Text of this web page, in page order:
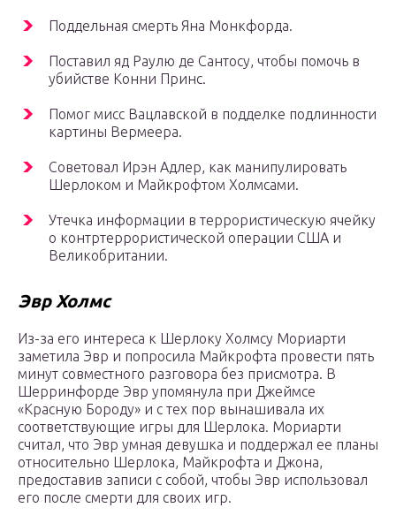
Поддельная смерть Яна Монкфорда.
Поставил яд Раулю де Сантосу, чтобы помочь в
убийстве Конни Принс.
Помог мисс Вацлавской в ​​подделке подлинности
картины Вермеера.
Советовал Ирэн Адлер, как манипулировать
Шерлоком и Майкрофтом Холмсами.
Утечка информации в террористическую ячейку
о контртеррористической операции США и
Великобритании.
Эвр Холмс
Из-за его интереса к Шерлоку Холмсу Мориарти
заметила Эвр и попросила Майкрофта провести пять
минут совместного разговора без присмотра. В
Шерринфорде Эвр упомянула при Джеймсе
«Красную Бороду» и с тех пор вынашивала их
соответствующие игры для Шерлока. Мориарти
считал, что Эвр умная девушка и поддержал ее планы
относительно Шерлока, Майкрофта и Джона,
предоставив записи с собой, чтобы Эвр использовал
его после смерти для своих игр.